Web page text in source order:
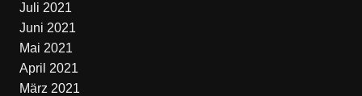
Juli 2021
Juni 2021
Mai 2021
April 2021
März 2021